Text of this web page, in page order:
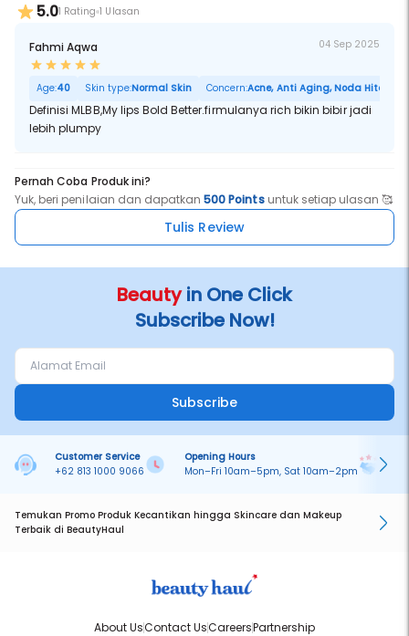
5.01 Rating 1 Ulasan
Fahmi Aqwa 04 Sep 2025
Age:40 Skin type:Normal Skin Concern:Acne, Anti Aging, Noda Hitam,
Definisi MLBB,My lips Bold Better.firmulanya rich bikin bibir jadi
lebih plumpy
Pernah Coba Produk ini?
Yuk, beri penilaian dan dapatkan500 Pointsuntuk setiap ulasan 🥰
Tulis Review
Beautyin One Click
Subscribe Now!
Subscribe
Customer Service
+62 813 1000 9066
Opening Hours
Mon–Fri 10am–5pm, Sat 10am–2pm
Temukan Promo Produk Kecantikan hingga Skincare dan Makeup
Terbaik di BeautyHaul
About UsContact UsCareersPartnership